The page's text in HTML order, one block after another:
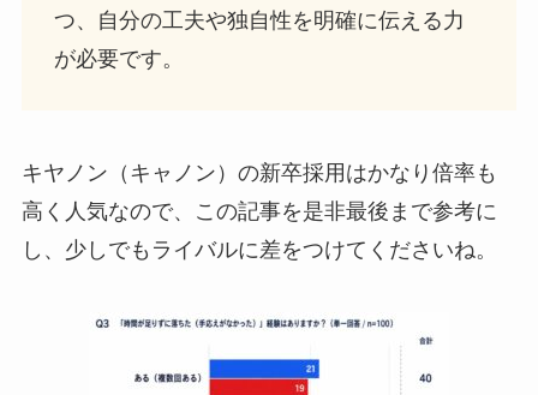
つ、自分の工夫や独自性を明確に伝える力
が必要です。
キヤノン（キャノン）の新卒採用はかなり倍率も
高く人気なので、この記事を是非最後まで参考に
し、少しでもライバルに差をつけてくださいね。